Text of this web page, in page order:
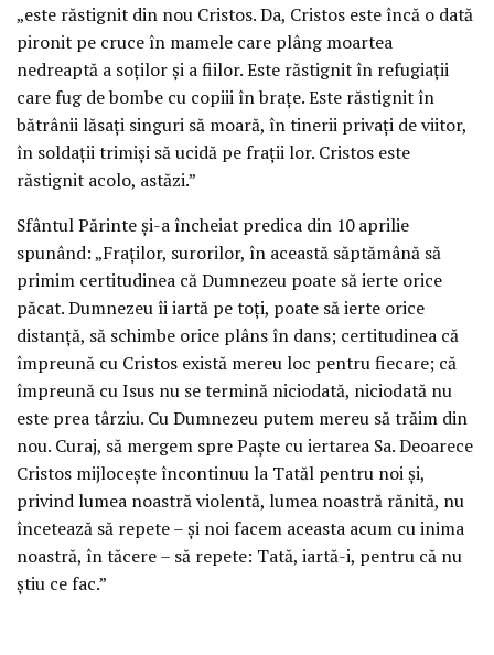
„este răstignit din nou Cristos. Da, Cristos este încă o dată
pironit pe cruce în mamele care plâng moartea
nedreaptă a soților și a fiilor. Este răstignit în refugiații
care fug de bombe cu copiii în brațe. Este răstignit în
bătrânii lăsați singuri să moară, în tinerii privați de viitor,
în soldații trimiși să ucidă pe frații lor. Cristos este
răstignit acolo, astăzi.”
Sfântul Părinte și-a încheiat predica din 10 aprilie
spunând: „Fraților, surorilor, în această săptămână să
primim certitudinea că Dumnezeu poate să ierte orice
păcat. Dumnezeu îi iartă pe toți, poate să ierte orice
distanță, să schimbe orice plâns în dans; certitudinea că
împreună cu Cristos există mereu loc pentru fiecare; că
împreună cu Isus nu se termină niciodată, niciodată nu
este prea târziu. Cu Dumnezeu putem mereu să trăim din
nou. Curaj, să mergem spre Paște cu iertarea Sa. Deoarece
Cristos mijlocește încontinuu la Tatăl pentru noi și,
privind lumea noastră violentă, lumea noastră rănită, nu
încetează să repete – și noi facem aceasta acum cu inima
noastră, în tăcere – să repete: Tată, iartă-i, pentru că nu
știu ce fac.”